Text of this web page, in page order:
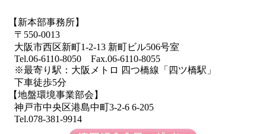
【新本部事務所】
〒550-0013
大阪市西区新町1-2-13 新町ビル506号室
Tel.06-6110-8050 Fax.06-6110-8055
※最寄り駅：大阪メトロ 四つ橋線「四ツ橋駅」
下車徒歩5分
【地盤環境事業部会】
神戸市中央区港島中町3-2-6 6-205
Tel.078-381-9914